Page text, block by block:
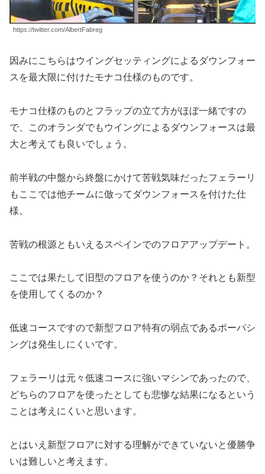
https://twitter.com/AlbertFabreg
因みにこちらはウイングセッティングによるダウンフォー
スを最大限に付けたモナコ仕様のものです。
モナコ仕様のものとフラップの立て方がほぼ一緒ですの
で、このオランダでもウイングによるダウンフォースは最
大と考えても良いでしょう。
前半戦の中盤から終盤にかけて苦戦気味だったフェラーリ
もここでは他チームに倣ってダウンフォースを付けた仕
様。
苦戦の根源ともいえるスペインでのフロアアップデート。
ここでは果たして旧型のフロアを使うのか？それとも新型
を使用してくるのか？
低速コースですので新型フロア特有の弱点であるポーパシ
ングは発生しにくいです。
フェラーリは元々低速コースに強いマシンであったので、
どちらのフロアを使ったとしても悲惨な結果になるという
ことは考えにくいと思います。
とはいえ新型フロアに対する理解ができていないと優勝争
いは難しいと考えます。